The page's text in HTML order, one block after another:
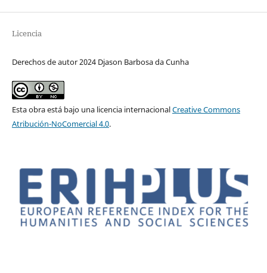
Licencia
Derechos de autor 2024 Djason Barbosa da Cunha
Esta obra está bajo una licencia internacionalCreative Commons
Atribución-NoComercial 4.0.